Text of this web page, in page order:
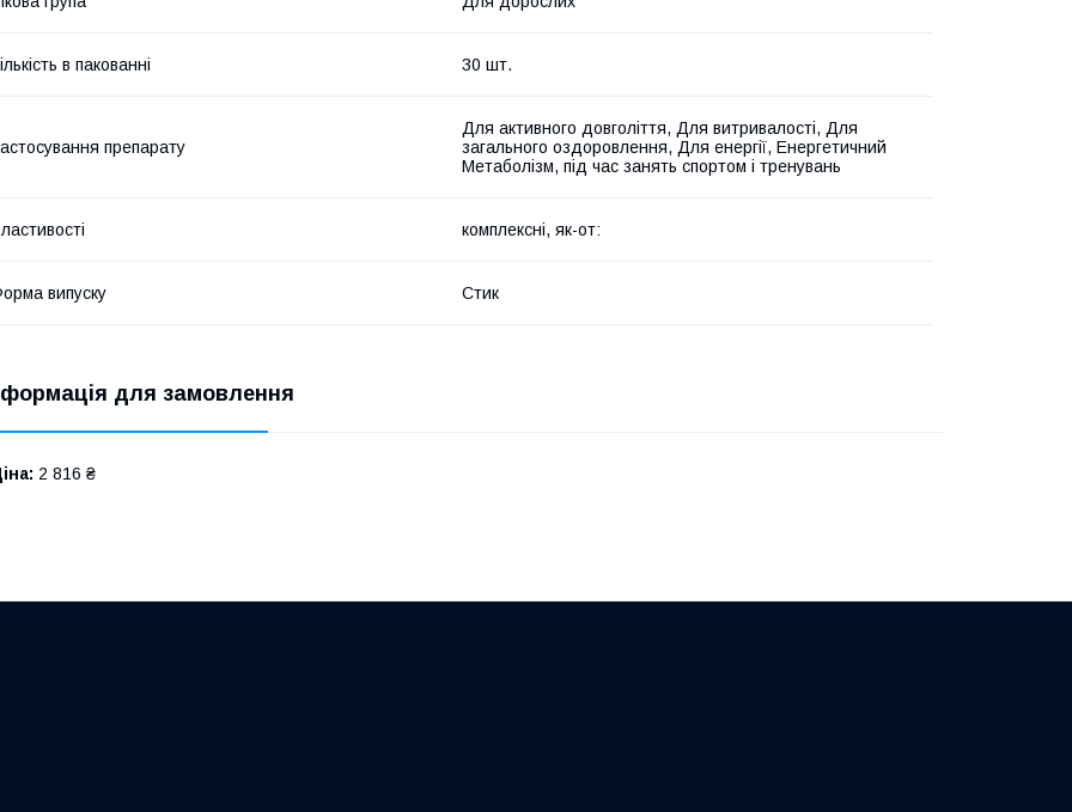
в пакованні 30 шт.
препарату
Для активного довголіття, Для витривалості, Для
загального оздоровлення, Для енергії, Енергетичний
Метаболізм, під час занять спортом і тренувань
комплексні, як-от:
випуску Стик
для замовлення
2 816 ₴